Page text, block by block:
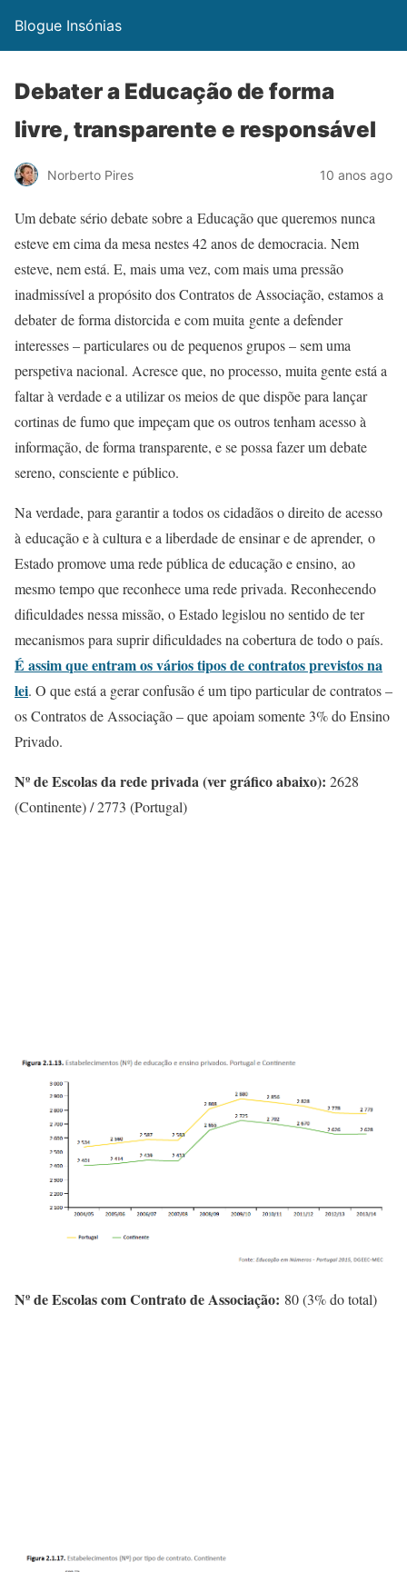
Blogue Insónias
Debater a Educação de forma
livre, transparente e responsável
Norberto Pires 10 anos ago
Um debate sério debate sobre a Educação que queremos nunca
esteve em cima da mesa nestes 42 anos de democracia. Nem
esteve, nem está. E, mais uma vez, com mais uma pressão
inadmissível a propósito dos Contratos de Associação, estamos a
debater de forma distorcida e com muita gente a defender
interesses – particulares ou de pequenos grupos – sem uma
perspetiva nacional. Acresce que, no processo, muita gente está a
faltar à verdade e a utilizar os meios de que dispõe para lançar
cortinas de fumo que impeçam que os outros tenham acesso à
informação, de forma transparente, e se possa fazer um debate
sereno, consciente e público.
Na verdade, para garantir a todos os cidadãos o direito de acesso
à educação e à cultura e a liberdade de ensinar e de aprender, o
Estado promove uma rede pública de educação e ensino, ao
mesmo tempo que reconhece uma rede privada. Reconhecendo
dificuldades nessa missão, o Estado legislou no sentido de ter
mecanismos para suprir dificuldades na cobertura de todo o país.
É assim que entram os vários tipos de contratos previstos na
lei. O que está a gerar confusão é um tipo particular de contratos –
os Contratos de Associação – que apoiam somente 3% do Ensino
Privado.
Nº de Escolas da rede privada (ver gráfico abaixo): 2628
(Continente) / 2773 (Portugal)
Nº de Escolas com Contrato de Associação: 80 (3% do total)